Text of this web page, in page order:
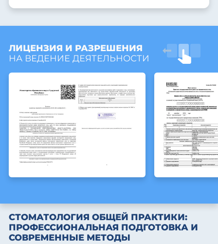
ЛИЦЕНЗИЯ И РАЗРЕШЕНИЯ
НА ВЕДЕНИЕ ДЕЯТЕЛЬНОСТИ
СТОМАТОЛОГИЯ ОБЩЕЙ ПРАКТИКИ:
ПРОФЕССИОНАЛЬНАЯ ПОДГОТОВКА И
СОВРЕМЕННЫЕ МЕТОДЫ